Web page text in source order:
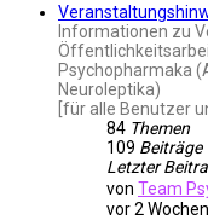
Informationen zu
Psychopharmaka
Neuroleptika)
[für alle Benutzer
84 Themen
109 Beiträge
Letzter
von Team
vor 2 Wochen